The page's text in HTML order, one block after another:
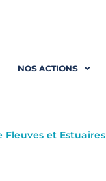
NOS ACTIONS
Fleuves et Estuaires